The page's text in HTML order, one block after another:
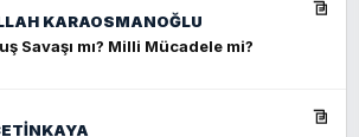
KARAOSMANOĞLU
Savaşı mı? Milli Mücadele mi?